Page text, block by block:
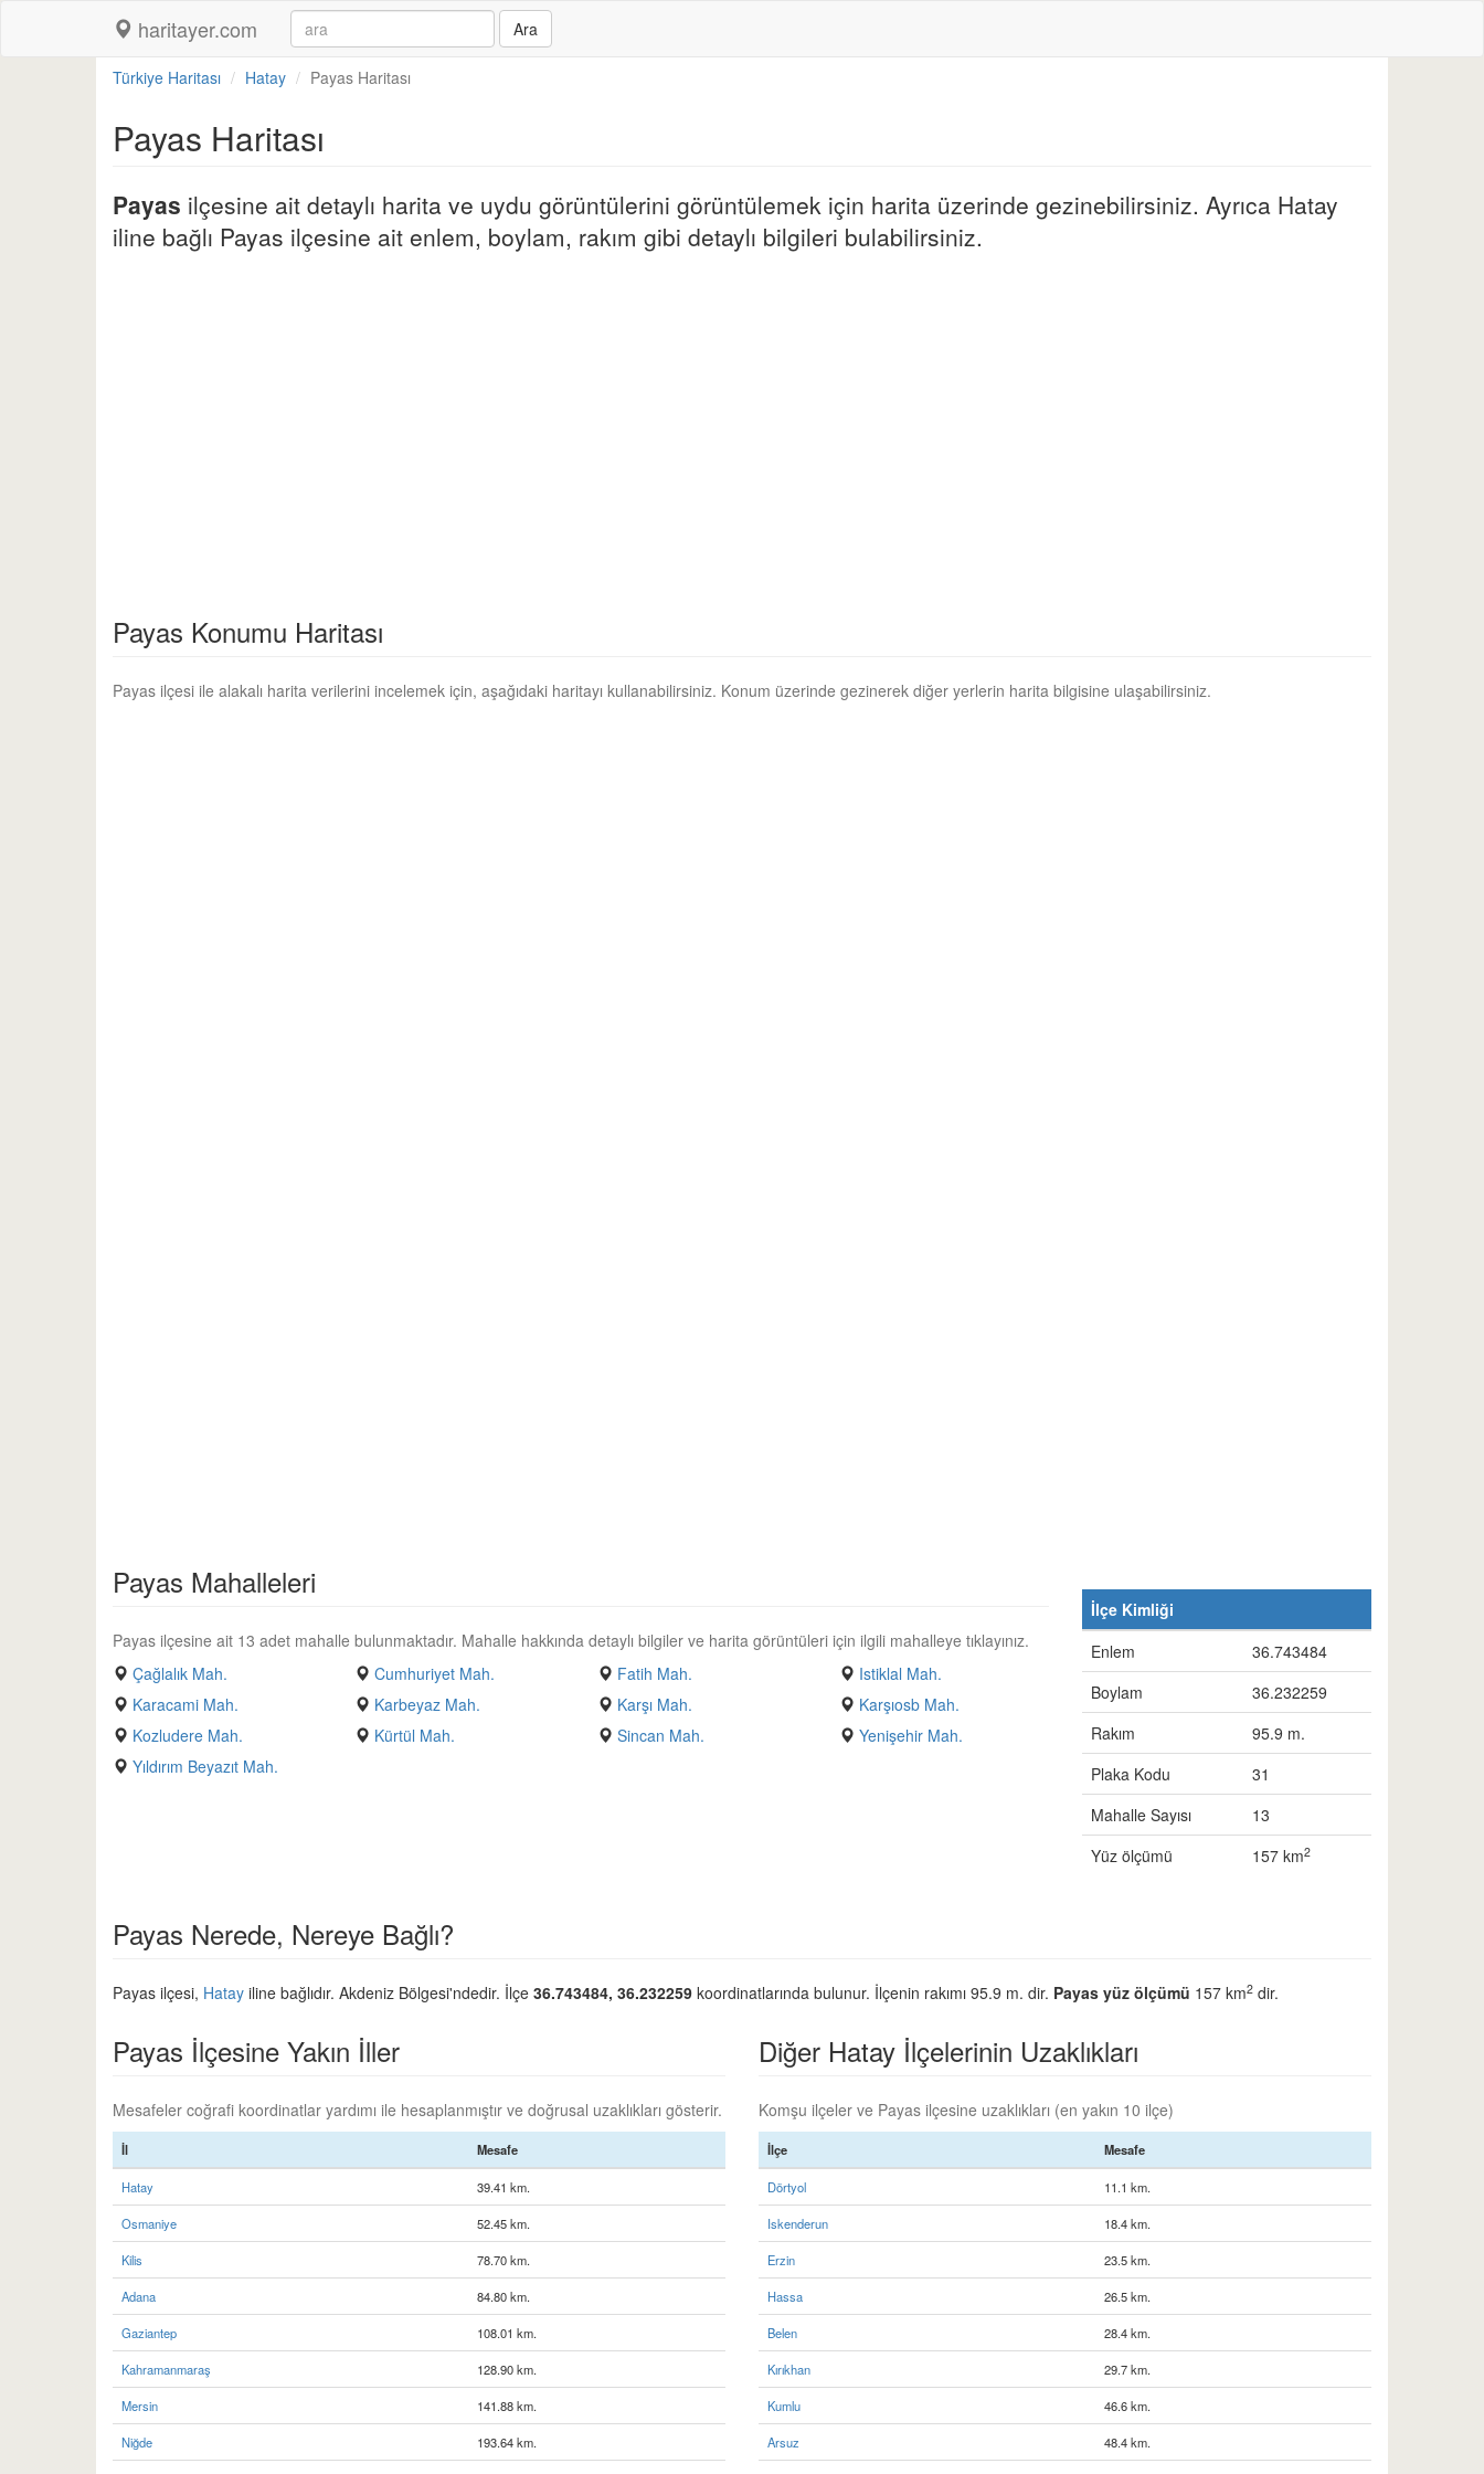
haritayer.com Ara
Türkiye Haritası Hatay Payas Haritası
Payas Haritası
Payas ilçesine ait detaylı harita ve uydu görüntülerini görüntülemek için harita üzerinde gezinebilirsiniz. Ayrıca Hatay
iline bağlı Payas ilçesine ait enlem, boylam, rakım gibi detaylı bilgileri bulabilirsiniz.
Payas Konumu Haritası
Payas ilçesi ile alakalı harita verilerini incelemek için, aşağıdaki haritayı kullanabilirsiniz. Konum üzerinde gezinerek diğer yerlerin harita bilgisine ulaşabilirsiniz.
Payas Mahalleleri
Payas ilçesine ait 13 adet mahalle bulunmaktadır. Mahalle hakkında detaylı bilgiler ve harita görüntüleri için ilgili mahalleye tıklayınız.
Çağlalık Mah.
Cumhuriyet Mah. Fatih Mah.
Istiklal Mah.
Karacami Mah.
Karbeyaz Mah. Karşı Mah.
Karşıosb Mah.
Kozludere Mah.
Kürtül Mah. Sincan Mah.
Yenişehir Mah.
Yıldırım Beyazıt Mah.
İlçe Kimliği
Enlem
36.743484
Boylam
36.232259
Rakım
95.9 m.
Plaka Kodu
31
Mahalle Sayısı
13
Yüz ölçümü
157 km2
Payas Nerede, Nereye Bağlı?
Payas ilçesi, Hatay iline bağlıdır. Akdeniz Bölgesi'ndedir. İlçe 36.743484, 36.232259 koordinatlarında bulunur. İlçenin rakımı 95.9 m. dir. Payas yüz ölçümü 157 km2 dir.
Payas İlçesine Yakın İller
Mesafeler coğrafi koordinatlar yardımı ile hesaplanmıştır ve doğrusal uzaklıkları gösterir.
İl Mesafe
Hatay 39.41 km.
Osmaniye 52.45 km.
Kilis 78.70 km.
Adana 84.80 km.
Gaziantep 108.01 km.
Kahramanmaraş 128.90 km.
Mersin 141.88 km.
Niğde 193.64 km.
Diğer Hatay İlçelerinin Uzaklıkları
Komşu ilçeler ve Payas ilçesine uzaklıkları (en yakın 10 ilçe)
İlçe Mesafe
Dörtyol 11.1 km.
Iskenderun 18.4 km.
Erzin 23.5 km.
Hassa 26.5 km.
Belen 28.4 km.
Kırıkhan 29.7 km.
Kumlu 46.6 km.
Arsuz 48.4 km.